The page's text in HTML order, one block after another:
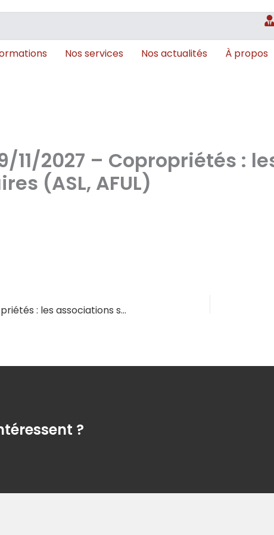
Nos services Nos actualités À propos
11/2027 – Copropriétés :
(ASL, AFUL)
Session du 28/05/2027 – Copropriétés : les associations syndicales de propriétaires (ASL, AFUL)
?